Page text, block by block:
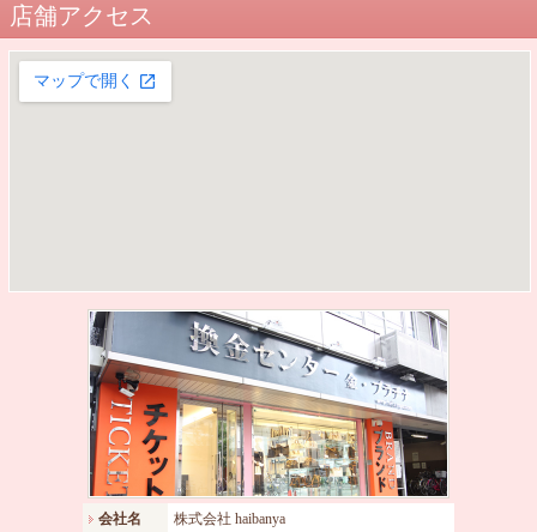
店舗アクセス
会社名
株式会社 haibanya